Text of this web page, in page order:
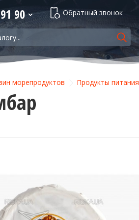
90 Обратный звонок
морепродуктов Продукты питания